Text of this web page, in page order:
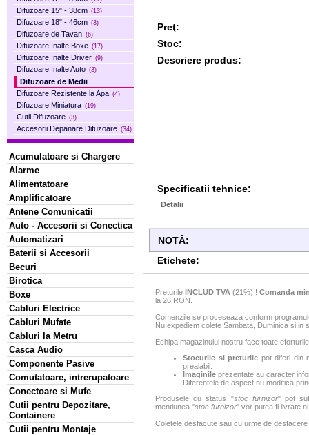
Difuzoare 15" - 38cm (13)
Difuzoare 18" - 46cm (3)
Difuzoare de Tavan (6)
Difuzoare Inalte Boxe (17)
Difuzoare Inalte Driver (9)
Difuzoare Inalte Auto (3)
Difuzoare de Medii
Difuzoare Rezistente la Apa (4)
Difuzoare Miniatura (19)
Cutii Difuzoare (3)
Accesorii Depanare Difuzoare (34)
Acumulatoare si Chargere
Alarme
Alimentatoare
Amplificatoare
Antene Comunicatii
Auto - Accesorii si Conectica
Automatizari
Baterii si Accesorii
Becuri
Birotica
Boxe
Cabluri Electrice
Cabluri Mufate
Cabluri la Metru
Casca Audio
Componente Pasive
Comutatoare, intrerupatoare
Conectoare si Mufe
Cutii pentru Depozitare,
Containere
Cutii pentru Montaje
Preţ:
Stoc:
Descriere produs:
Specificatii tehnice:
Detalii
NOTĂ:
Etichete:
Preturile INCLUD TVA (21%) ! Comanda
la 26 RON.
Comenzile se proceseaza conform
Nu expediem colete Sambata, Duminica si in
Echipa magazinului nostru face toate
Stocurile si preturile pot diferi din
prealabil.
Imaginile prezentate au caracter
Diferentele de aspect nu modifica
Produsele cu status "stoc furnizor" pot
mentiunea "stoc furnizor" vor putea fi livrate
Coletele desfacute sau cu urme de